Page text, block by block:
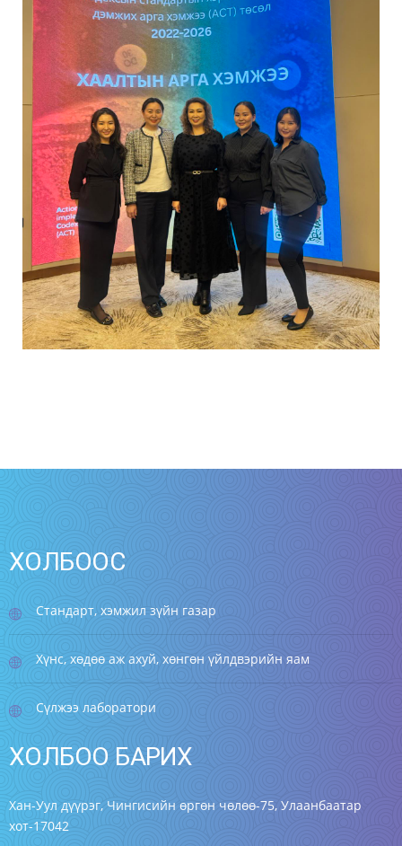
ХОЛБООС
Стандарт, хэмжил зүйн газар
Хүнс, хөдөө аж ахуй, хөнгөн үйлдвэрийн яам
Сүлжээ лаборатори
ХОЛБОО БАРИХ
Хан-Уул дүүрэг, Чингисийн өргөн чөлөө-75, Улаанбаатар
хот-17042